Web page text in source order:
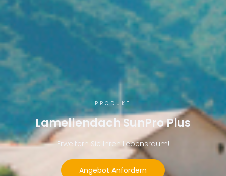
PRODUKT
Lamellendach SunPro Plus
Erweitern Sie Ihren Lebensraum!
Angebot Anfordern